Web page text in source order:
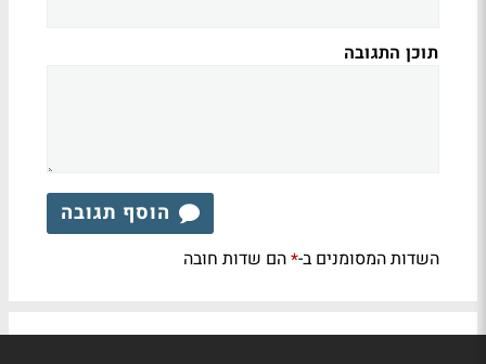
תוכן התגובה
הוסף תגובה
השדות המסומנים ב-*הם שדות חובה